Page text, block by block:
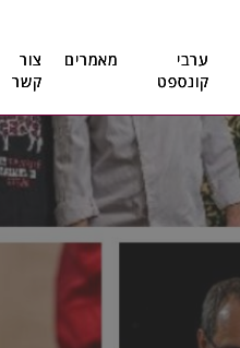
ערבי
קונספט
מאמרים
צור
קשר